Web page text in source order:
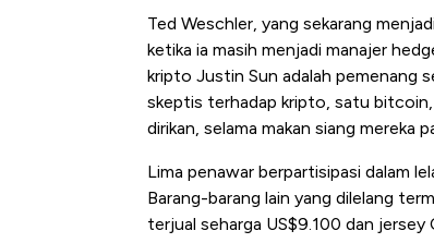
Ted Weschler, yang sekarang
ketika ia masih menjadi manajer
kripto Justin Sun adalah pemenang
skeptis terhadap kripto, satu
dirikan, selama makan siang mereka
Lima penawar berpartisipasi dalam
Barang-barang lain yang dilelang
terjual seharga US$9.100 dan
Tembaga Terbang ke